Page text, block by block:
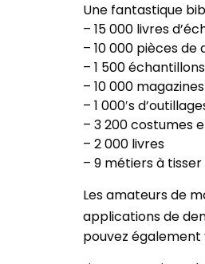
Une fantastique
– 15 000 livres
– 10 000 pièces de
– 1 500
– 10 000
– 1 000′s
– 3 200 costumes
– 2 000 livres
– 9 métiers à
Les amateurs de
applications de
pouvez